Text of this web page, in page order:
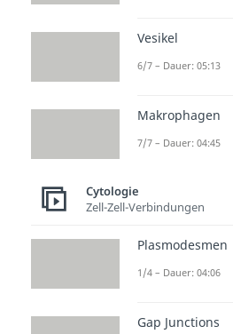
Wissenswertes
Wie lange
Dauer: 04:27
Wie lange
überleben?
Dauer: 01:56
Sterbeprozess
Vesikel
6/7 – Dauer: 05:13
Makrophagen
7/7 – Dauer: 04:45
Cytologie
Zell-Zell-Verbindungen
Plasmodesmen
1/4 – Dauer: 04:06
Gap Junctions